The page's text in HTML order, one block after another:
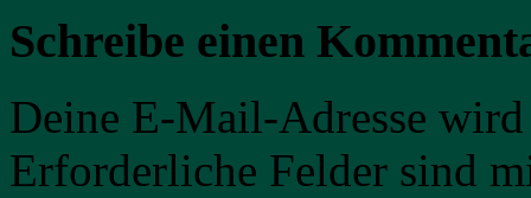
Schreibe einen
Deine E-Mail-Adresse
Erforderliche Felder sind